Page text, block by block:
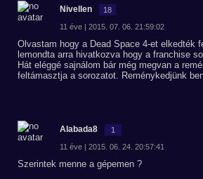
Nivellen 18
11 éve | 2015. 07. 06. 21:59:02
Olvastam hogy a Dead Space 4-et elkedték
lemondta arra hivatkozva hogy a franchise
Hát eléggé sajnálom bár még megvan a
feltámasztja a sorozatot. Reménykedjünk
Alabada8 1
11 éve | 2015. 06. 24. 20:57:41
Szerintek menne a gépemen ?